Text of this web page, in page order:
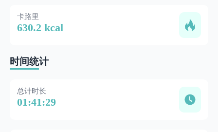
卡路里
630.2 kcal
时间统计
总计时长
01:41:29